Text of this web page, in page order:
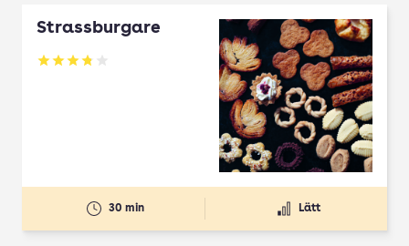
Strassburgare
Betyg: 3.78 av 5
30 min Lätt